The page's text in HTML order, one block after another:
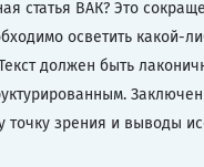
статья ВАК? Это
осветить какой-
должен быть
точку зрения и выводы